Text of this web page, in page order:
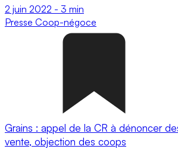
2 juin 2022 - 3 min
Presse Coop-négoce
Grains : appel de la CR à dénoncer
vente, objection des coops